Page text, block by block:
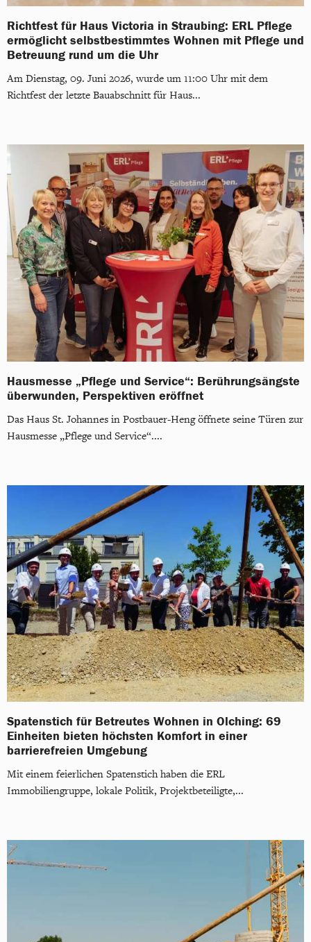
Richtfest für Haus Victoria in Straubing: ERL Pflege
ermöglicht selbstbestimmtes Wohnen mit Pflege und
Betreuung rund um die Uhr
Am Dienstag, 09. Juni 2026, wurde um 11:00 Uhr mit dem
Richtfest der letzte Bauabschnitt für Haus...
Hausmesse „Pflege und Service“: Berührungsängste
überwunden, Perspektiven eröffnet
Das Haus St. Johannes in Postbauer-Heng öffnete seine Türen zur
Hausmesse „Pflege und Service“....
Spatenstich für Betreutes Wohnen in Olching: 69
Einheiten bieten höchsten Komfort in einer
barrierefreien Umgebung
Mit einem feierlichen Spatenstich haben die ERL
Immobiliengruppe, lokale Politik, Projektbeteiligte,...